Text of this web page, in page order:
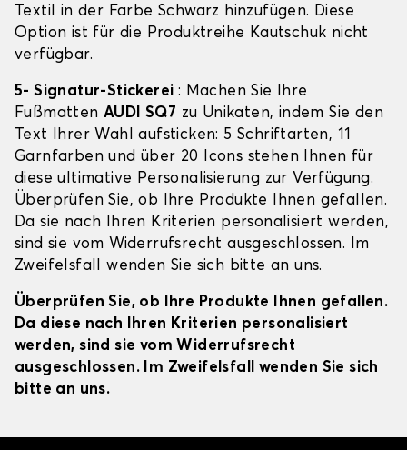
Textil in der Farbe Schwarz hinzufügen. Diese
Option ist für die Produktreihe Kautschuk nicht
verfügbar.
5- Signatur-Stickerei : Machen Sie Ihre
FußmattenAUDI SQ7 zu Unikaten, indem Sie den
Text Ihrer Wahl aufsticken: 5 Schriftarten, 11
Garnfarben und über 20 Icons stehen Ihnen für
diese ultimative Personalisierung zur Verfügung.
Überprüfen Sie, ob Ihre Produkte Ihnen gefallen.
Da sie nach Ihren Kriterien personalisiert werden,
sind sie vom Widerrufsrecht ausgeschlossen. Im
Zweifelsfall wenden Sie sich bitte an uns.
Überprüfen Sie, ob Ihre Produkte Ihnen gefallen.
Da diese nach Ihren Kriterien personalisiert
werden, sind sie vom Widerrufsrecht
ausgeschlossen. Im Zweifelsfall wenden Sie sich
bitte an uns.